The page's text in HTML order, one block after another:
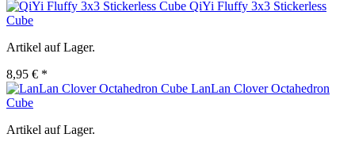
QiYi Fluffy 3x3 Stickerless
Cube
Artikel auf Lager.
8,95 € *
LanLan Clover Octahedron
Cube
Artikel auf Lager.